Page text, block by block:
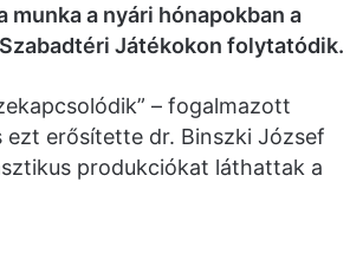
munka a nyári hónapokban a
Játékokon folytatódik.
– fogalmazott
ezt erősítette dr. Binszki József
produkciókat láthattak a